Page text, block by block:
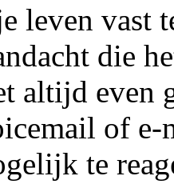
leven
die
altijd even
of
te